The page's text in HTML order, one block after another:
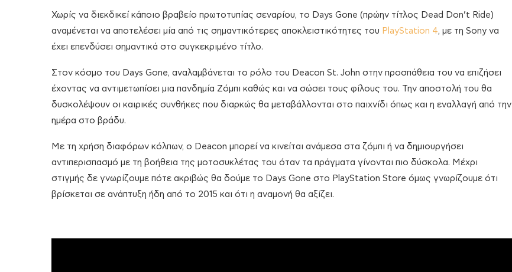
Χωρίς να διεκδικεί κάποιο βραβείο πρωτοτυπίας σεναρίου, το Days Gone (πρώην τίτλος Dead Don’t Ride)
αναμένεται να αποτελέσει μία από τις σημαντικότερες αποκλειστικότητες του PlayStation 4, με τη Sony να
έχει επενδύσει σημαντικά στο συγκεκριμένο τίτλο.
Στον κόσμο του Days Gone, αναλαμβάνεται το ρόλο του Deacon St. John στην προσπάθεια του να επιζήσει
έχοντας να αντιμετωπίσει μια πανδημία Ζόμπι καθώς και να σώσει τους φίλους του. Την αποστολή του θα
δυσκολέψουν οι καιρικές συνθήκες που διαρκώς θα μεταβάλλονται στο παιχνίδι όπως και η εναλλαγή από την
ημέρα στο βράδυ.
Με τη χρήση διαφόρων κόλπων, ο Deacon μπορεί να κινείται ανάμεσα στα ζόμπι ή να δημιουργήσει
αντιπερισπασμό με τη βοήθεια της μοτοσυκλέτας του όταν τα πράγματα γίνονται πιο δύσκολα. Μέχρι
στιγμής δε γνωρίζουμε πότε ακριβώς θα δούμε το Days Gone στο PlayStation Store όμως γνωρίζουμε ότι
βρίσκεται σε ανάπτυξη ήδη από το 2015 και ότι η αναμονή θα αξίζει.